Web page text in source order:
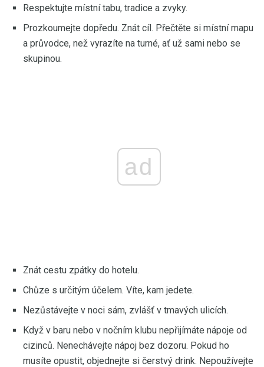
Respektujte místní tabu, tradice a zvyky.
Prozkoumejte dopředu. Znát cíl. Přečtěte si místní mapu
a průvodce, než vyrazíte na turné, ať už sami nebo se
skupinou.
ad
Znát cestu zpátky do hotelu.
Chůze s určitým účelem. Víte, kam jedete.
Nezůstávejte v noci sám, zvlášť v tmavých ulicích.
Když v baru nebo v nočním klubu nepřijímáte nápoje od
cizinců. Nenechávejte nápoj bez dozoru. Pokud ho
musíte opustit, objednejte si čerstvý drink. Nepoužívejte